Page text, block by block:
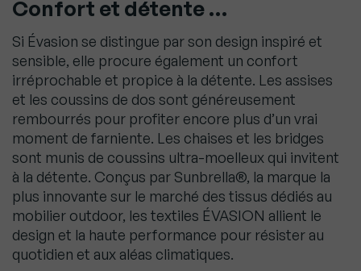
Confort et détente …
Si Évasion se distingue par son design inspiré et
sensible, elle procure également un confort
irréprochable et propice à la détente. Les assises
et les coussins de dos sont généreusement
rembourrés pour profiter encore plus d’un vrai
moment de farniente. Les chaises et les bridges
sont munis de coussins ultra-moelleux qui invitent
à la détente. Conçus par Sunbrella®, la marque la
plus innovante sur le marché des tissus dédiés au
mobilier outdoor, les textiles ÉVASION allient le
design et la haute performance pour résister au
quotidien et aux aléas climatiques.